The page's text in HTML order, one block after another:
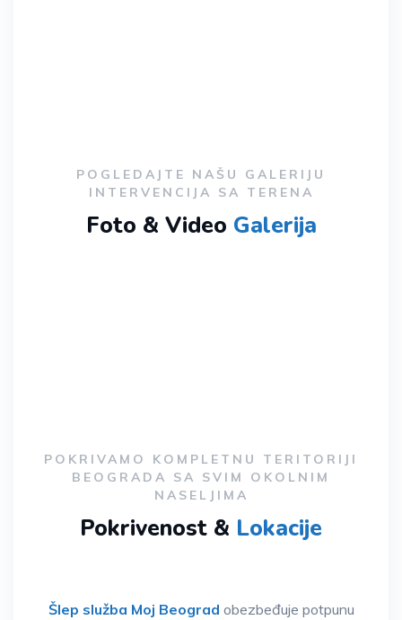
POGLEDAJTE NAŠU GALERIJU
INTERVENCIJA SA TERENA
Foto & Video Galerija
POKRIVAMO KOMPLETNU TERITORIJI
BEOGRADA SA SVIM OKOLNIM
NASELJIMA
Pokrivenost & Lokacije
Šlep služba Moj Beograd obezbeđuje potpunu